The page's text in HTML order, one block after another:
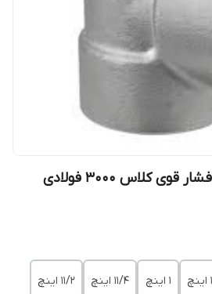
سه‌راه مساوی دنده‌ای فشار قوی کلاس 3000 فولادی
1 اینچ 11/4 اینچ 11/2 اینچ